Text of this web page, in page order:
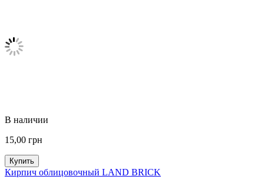
В наличии
15,00 грн
Купить
Кирпич облицовочный LAND BRICK